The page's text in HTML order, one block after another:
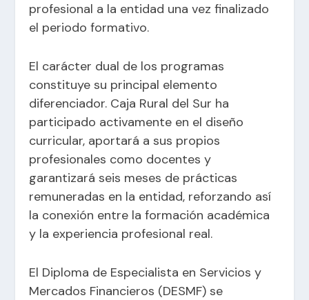
profesional a la entidad una vez finalizado
el periodo formativo.
El carácter dual de los programas
constituye su principal elemento
diferenciador. Caja Rural del Sur ha
participado activamente en el diseño
curricular, aportará a sus propios
profesionales como docentes y
garantizará seis meses de prácticas
remuneradas en la entidad, reforzando así
la conexión entre la formación académica
y la experiencia profesional real.
El Diploma de Especialista en Servicios y
Mercados Financieros (DESMF) se